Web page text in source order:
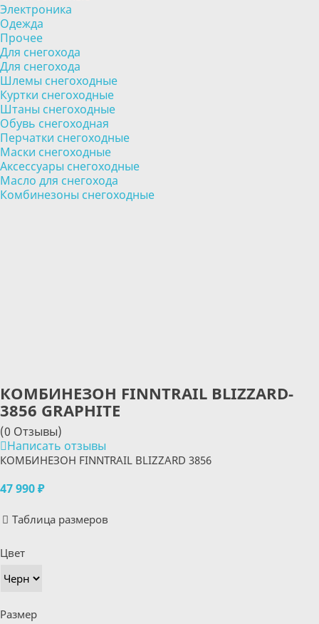
Электроника
Одежда
Прочее
Для снегохода
Для снегохода
Шлемы снегоходные
Куртки снегоходные
Штаны снегоходные
Обувь снегоходная
Перчатки снегоходные
Маски снегоходные
Аксессуары снегоходные
Масло для снегохода
Комбинезоны снегоходные
КОМБИНЕЗОН FINNTRAIL BLIZZARD-
3856 GRAPHITE
(0 Отзывы)
Написать отзывы
КОМБИНЕЗОН FINNTRAIL BLIZZARD 3856
47 990 ₽
Таблица размеров
Цвет
Размер